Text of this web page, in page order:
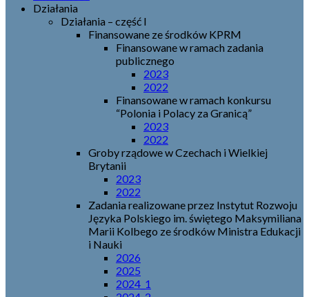
Działania
Działania – część I
Finansowane ze środków KPRM
Finansowane w ramach zadania
publicznego
2023
2022
Finansowane w ramach konkursu
“Polonia i Polacy za Granicą”
2023
2022
Groby rządowe w Czechach i Wielkiej
Brytanii
2023
2022
Zadania realizowane przez Instytut Rozwoju
Języka Polskiego im. świętego Maksymiliana
Marii Kolbego ze środków Ministra Edukacji
i Nauki
2026
2025
2024_1